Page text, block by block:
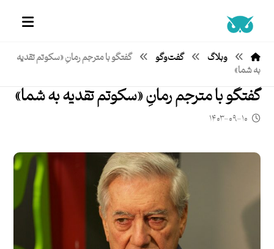
وبلاگ گفت‌وگو
گفتگو با مترجم رمانِ «سکوتم تقدیه
به شما»
گفتگو با مترجم رمانِ «سکوتم تقدیه به شما»
۱۴۰۳-۰۹-۱۰